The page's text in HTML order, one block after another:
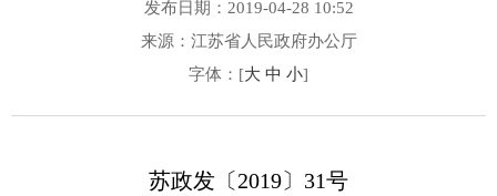
发布日期：2019-04-28 10:52
来源：江苏省人民政府办公厅
字体：[大 中 小]
苏政发〔2019〕31号